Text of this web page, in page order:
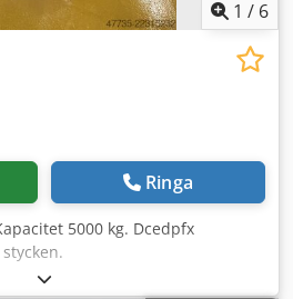
1 / 6
Ringa
5000 kg. Dcedpfx